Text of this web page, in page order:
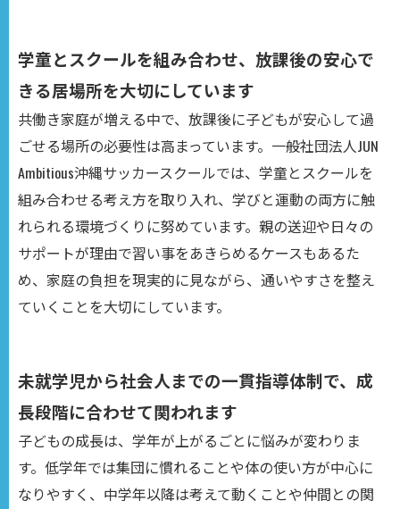
学童とスクールを組み合わせ、放課後の安心で
きる居場所を大切にしています
共働き家庭が増える中で、放課後に子どもが安心して過
ごせる場所の必要性は高まっています。一般社団法人JUN
Ambitious沖縄サッカースクールでは、学童とスクールを
組み合わせる考え方を取り入れ、学びと運動の両方に触
れられる環境づくりに努めています。親の送迎や日々の
サポートが理由で習い事をあきらめるケースもあるた
め、家庭の負担を現実的に見ながら、通いやすさを整え
ていくことを大切にしています。
未就学児から社会人までの一貫指導体制で、成
長段階に合わせて関われます
子どもの成長は、学年が上がるごとに悩みが変わりま
す。低学年では集団に慣れることや体の使い方が中心に
なりやすく、中学年以降は考えて動くことや仲間との関